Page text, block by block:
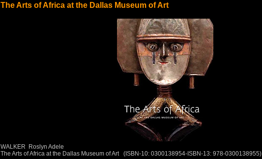
The Arts of Africa at the Dallas Museum of Art
WALKER Roslyn Adele
The Arts of Africa at the Dallas Museum of Art (ISBN-10: 0300138954-ISBN-13: 978-0300138955)